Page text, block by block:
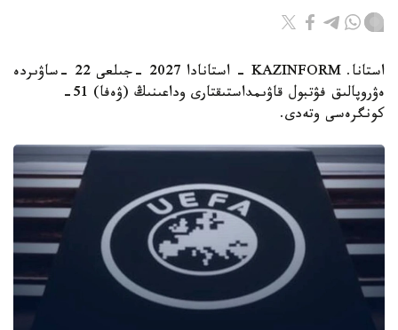
استانا. KAZINFORM - استانادا 2027 -جىلعى 22 -ساۋىردە
ەۋروپالىق فۋتبول قاۋىمداستىقتارى وداعىنىڭ (ۋەفا) 51-
كونگرەسى وتەدى.